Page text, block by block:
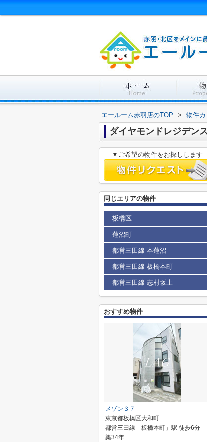
エールーム赤羽店のTOP > 物件
ダイヤモンドレジデンス
▼ご希望の物件をお探しします
同じエリアの物件
板橋区
蓮沼町
都営三田線 本蓮沼
都営三田線 板橋本町
都営三田線 志村坂上
おすすめ物件
メゾン３７
東京都板橋区大和町
都営三田線「板橋本町」駅 徒歩6分
築34年